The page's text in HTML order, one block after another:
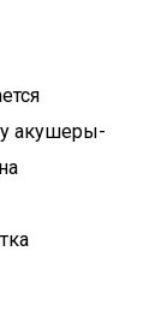
акушеры-